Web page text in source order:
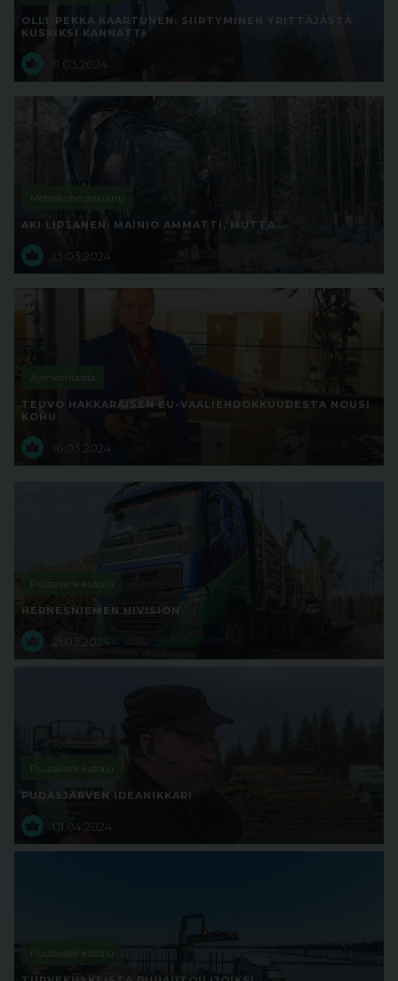
OLLI-PEKKA KAARTUNEN: SIIRTYMINEN YRITTÄJÄSTÄ
KUSKIKSI KANNATTI
11.03.2024
Metsäkoneurakointi
AKI LIPSANEN: MAINIO AMMATTI, MUTTA…
13.03.2024
Ajankohtaista
TEUVO HAKKARAISEN EU-VAALIEHDOKKUUDESTA NOUSI
KOHU
16.03.2024
Puutavara-autoilu
HERNESNIEMEN HIVISION
21.03.2024
Puutavara-autoilu
PUDASJÄRVEN IDEANIKKARI
01.04.2024
Puutavara-autoilu